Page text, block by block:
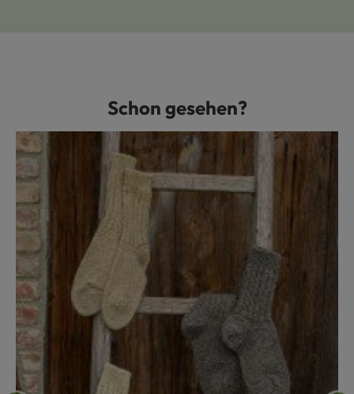
Produktgalerie überspringenSchon gesehen?